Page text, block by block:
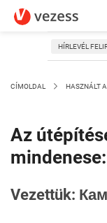
HÍRLEVÉL
CÍMOLDAL HASZNÁLT
Az
Vezettük: